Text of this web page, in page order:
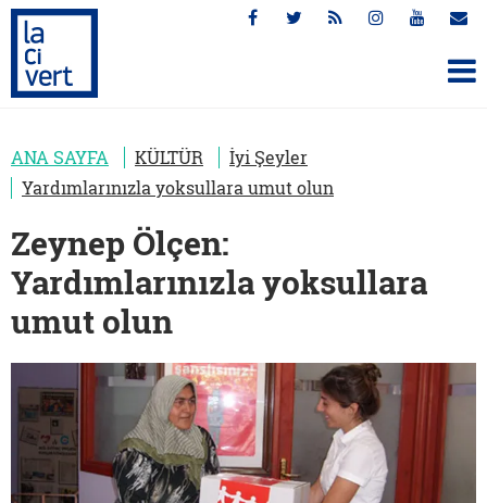
ANA SAYFA KÜLTÜR
İyi Şeyler
Yardımlarınızla yoksullara umut olun
Zeynep Ölçen:
Yardımlarınızla yoksullara
umut olun